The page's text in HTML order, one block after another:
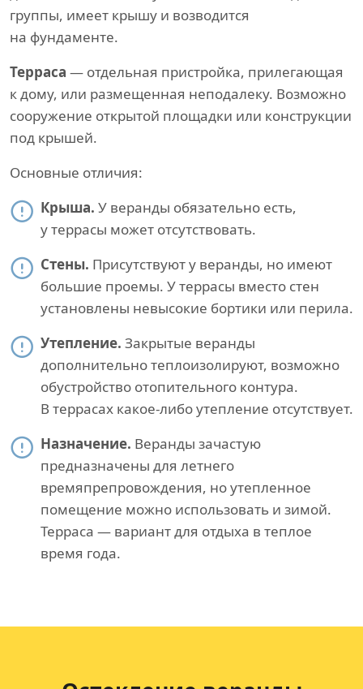
группы, имеет крышу и возводится
на фундаменте.
Терраса — отдельная пристройка, прилегающая
к дому, или размещенная неподалеку. Возможно
сооружение открытой площадки или конструкции
под крышей.
Основные отличия:
Крыша. У веранды обязательно есть,
у террасы может отсутствовать.
Стены. Присутствуют у веранды, но имеют
большие проемы. У террасы вместо стен
установлены невысокие бортики или перила.
Утепление. Закрытые веранды
дополнительно теплоизолируют, возможно
обустройство отопительного контура.
В террасах какое-либо утепление отсутствует.
Назначение. Веранды зачастую
предназначены для летнего
времяпрепровождения, но утепленное
помещение можно использовать и зимой.
Терраса — вариант для отдыха в теплое
время года.